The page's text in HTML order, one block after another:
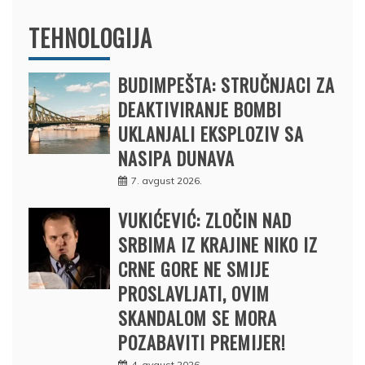
TEHNOLOGIJA
BUDIMPEŠTA: STRUČNJACI ZA
DEAKTIVIRANJE BOMBI
UKLANJALI EKSPLOZIV SA
NASIPA DUNAVA
7. avgust 2026.
VUKIĆEVIĆ: ZLOČIN NAD
SRBIMA IZ KRAJINE NIKO IZ
CRNE GORE NE SMIJE
PROSLAVLJATI, OVIM
SKANDALOM SE MORA
POZABAVITI PREMIJER!